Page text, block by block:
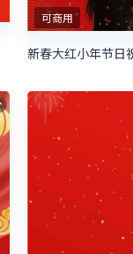
可商用